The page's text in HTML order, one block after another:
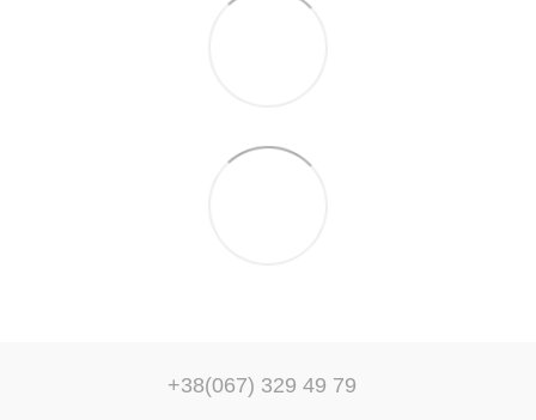
+38(067) 329 49 79